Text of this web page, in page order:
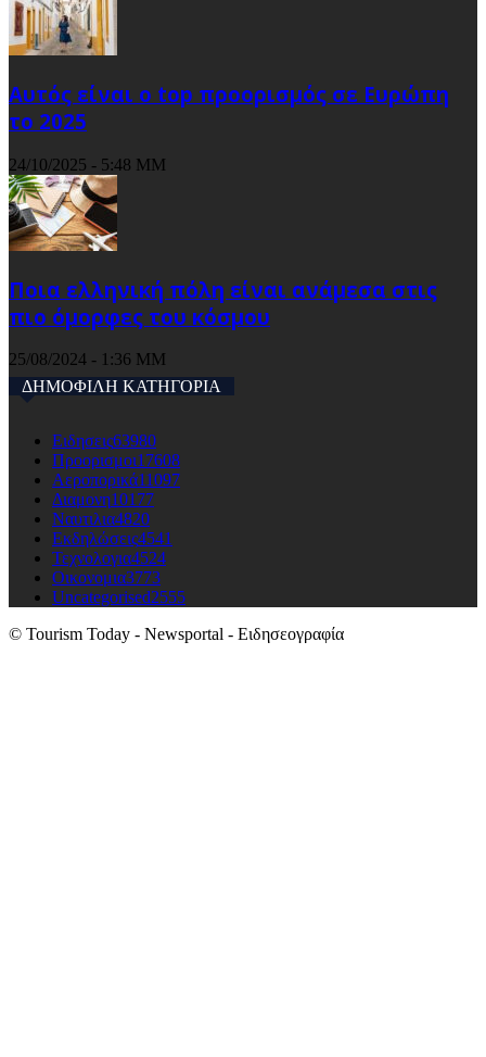
Αυτός είναι ο top προορισμός σε Ευρώπη
το 2025
24/10/2025 - 5:48 ΜΜ
Ποια ελληνική πόλη είναι ανάμεσα στις
πιο όμορφες του κόσμου
25/08/2024 - 1:36 ΜΜ
ΔΗΜΟΦΙΛΗ ΚΑΤΗΓΟΡΙΑ
Ειδησεις63980
Προορισμοι17608
Αεροπορικά11097
Διαμονη10177
Ναυτιλια4820
Εκδηλώσεις4541
Τεχνολογια4524
Οικονομια3773
Uncategorised2555
© Tourism Today - Newsportal - Ειδησεογραφία